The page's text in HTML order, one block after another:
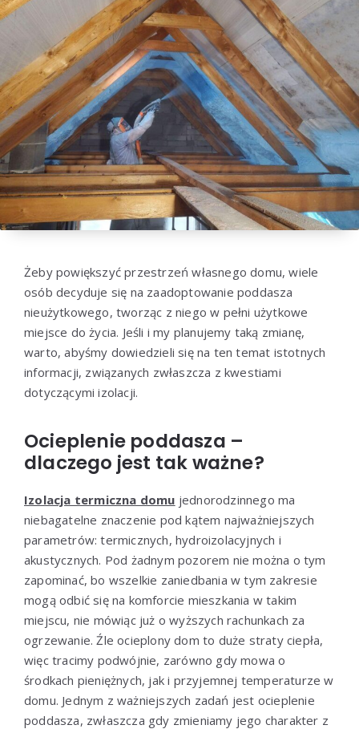
Żeby powiększyć przestrzeń własnego domu, wiele
osób decyduje się na zaadoptowanie poddasza
nieużytkowego, tworząc z niego w pełni użytkowe
miejsce do życia. Jeśli i my planujemy taką zmianę,
warto, abyśmy dowiedzieli się na ten temat istotnych
informacji, związanych zwłaszcza z kwestiami
dotyczącymi izolacji.
Ocieplenie poddasza –
dlaczego jest tak ważne?
Izolacja termiczna domu jednorodzinnego ma
niebagatelne znaczenie pod kątem najważniejszych
parametrów: termicznych, hydroizolacyjnych i
akustycznych. Pod żadnym pozorem nie można o tym
zapominać, bo wszelkie zaniedbania w tym zakresie
mogą odbić się na komforcie mieszkania w takim
miejscu, nie mówiąc już o wyższych rachunkach za
ogrzewanie. Źle ocieplony dom to duże straty ciepła,
więc tracimy podwójnie, zarówno gdy mowa o
środkach pieniężnych, jak i przyjemnej temperaturze w
domu. Jednym z ważniejszych zadań jest ocieplenie
poddasza, zwłaszcza gdy zmieniamy jego charakter z